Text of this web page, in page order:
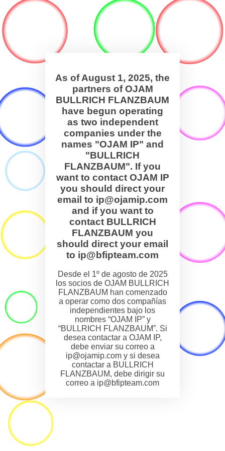
As of August 1, 2025, the
partners of OJAM
BULLRICH FLANZBAUM
have begun operating
as two independent
companies under the
names "OJAM IP" and
"BULLRICH
FLANZBAUM". If you
want to contact OJAM IP
you should direct your
email to ip@ojamip.com
and if you want to
contact BULLRICH
FLANZBAUM you
should direct your email
to ip@bfipteam.com
Desde el 1º de agosto de 2025
los socios de OJAM BULLRICH
FLANZBAUM han comenzado
a operar como dos compañías
independientes bajo los
nombres “OJAM IP” y
“BULLRICH FLANZBAUM”. Si
desea contactar a OJAM IP,
debe enviar su correo a
ip@ojamip.com y si desea
contactar a BULLRICH
FLANZBAUM, debe dirigir su
correo a ip@bfipteam.com